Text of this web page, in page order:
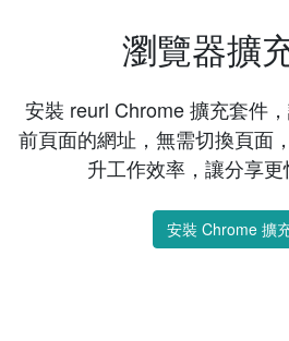
瀏覽器擴
安裝 reurl Chrome 擴充套件
前頁面的網址，無需切換頁面
升工作效率，讓分享更
安裝 Chrome 擴